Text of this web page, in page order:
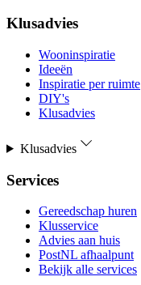
Klusadvies
Wooninspiratie
Ideeën
Inspiratie per ruimte
DIY's
Klusadvies
Klusadvies
Services
Gereedschap huren
Klusservice
Advies aan huis
PostNL afhaalpunt
Bekijk alle services